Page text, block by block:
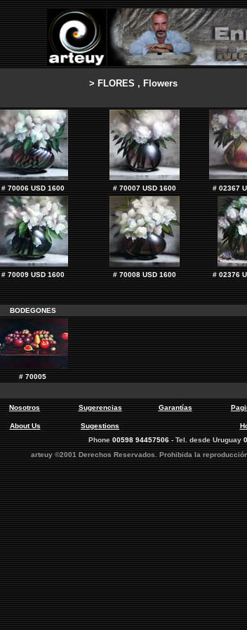
> FLORES , Flowers
# 70006 USD 1600 # 70007 USD 1600 # 02367
# 70009 USD 1600 # 70008 USD 1600 # 02376
BODEGONES
# 70005
Nosotros Sugerencias Garantías
About Us Sugestions
Phone00598 94457506- Tel. desde Uruguay
arteuy ©2001 Derechos Reservados. Prohibida la